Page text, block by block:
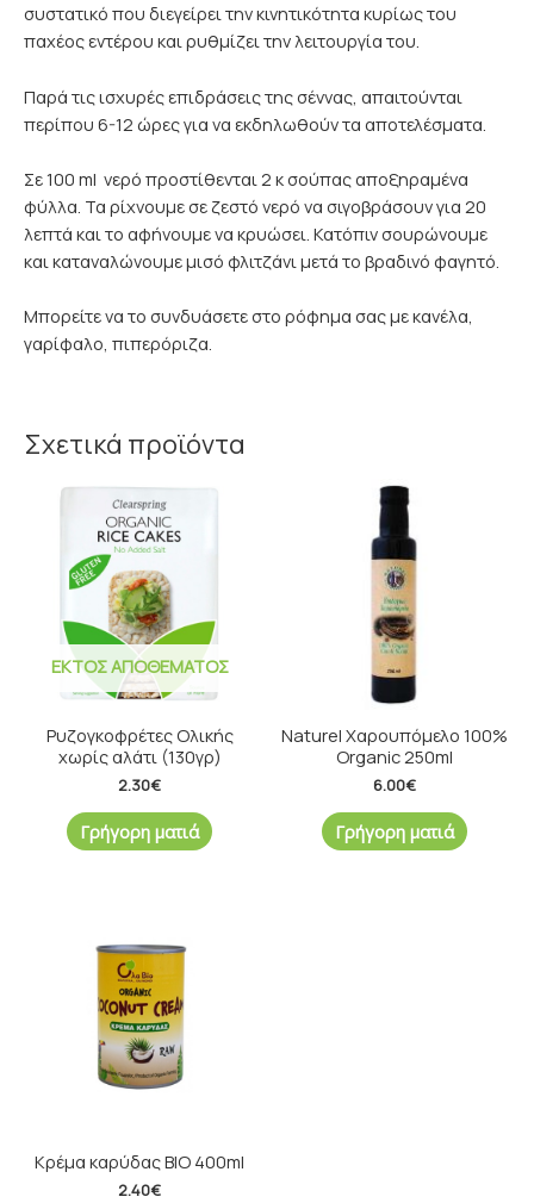
συστατικό που διεγείρει την κινητικότητα κυρίως του
παχέος εντέρου και ρυθμίζει την λειτουργία του.
Παρά τις ισχυρές επιδράσεις της σέννας, απαιτούνται
περίπου 6-12 ώρες για να εκδηλωθούν τα αποτελέσματα.
Σε 100 ml νερό προστίθενται 2 κ σούπας αποξηραμένα
φύλλα. Τα ρίχνουμε σε ζεστό νερό να σιγοβράσουν για 20
λεπτά και το αφήνουμε να κρυώσει. Κατόπιν σουρώνουμε
και καταναλώνουμε μισό φλιτζάνι μετά το βραδινό φαγητό.
Μπορείτε να το συνδυάσετε στο ρόφημα σας με κανέλα,
γαρίφαλο, πιπερόριζα.
Σχετικά προϊόντα
ΕΚΤΌΣ ΑΠΟΘΈΜΑΤΟΣ
Ρυζογκοφρέτες Oλικής
χωρίς αλάτι (130γρ)
2.30€
Γρήγορη ματιά
Naturel Χαρουπόμελο 100%
Organic 250ml
6.00€
Γρήγορη ματιά
Κρέμα καρύδας ΒΙΟ 400ml
2.40€